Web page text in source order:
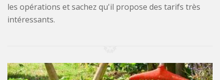
les opérations et sachez qu'il propose des tarifs très
intéressants.